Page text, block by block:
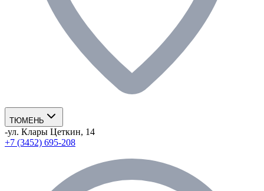
ТЮМЕНЬ
-ул. Клары Цеткин, 14
+7 (3452) 695-208